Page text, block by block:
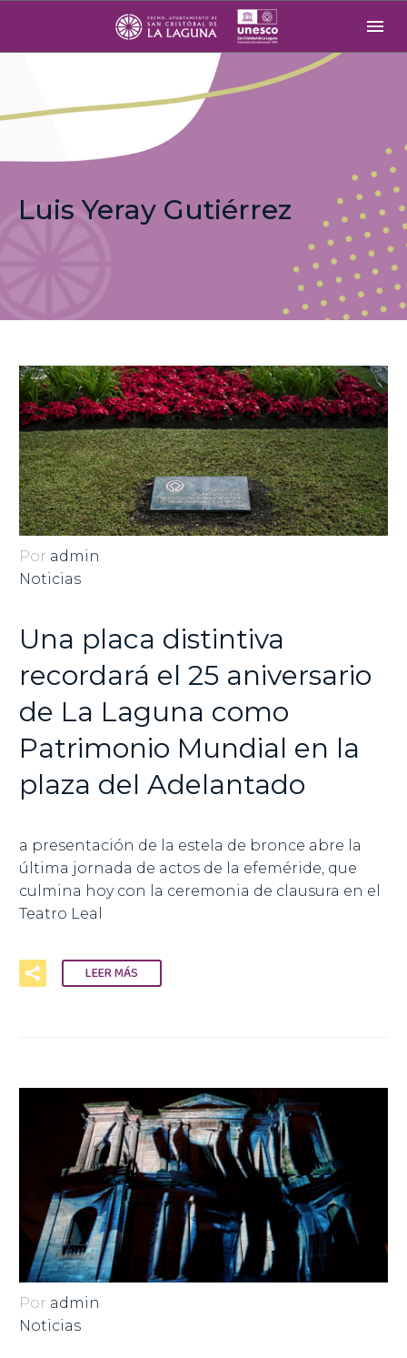
Luis Yeray Gutiérrez
Por admin
Noticias
Una placa distintiva
recordará el 25 aniversario
de La Laguna como
Patrimonio Mundial en la
plaza del Adelantado
a presentación de la estela de bronce abre la
última jornada de actos de la efeméride, que
culmina hoy con la ceremonia de clausura en el
Teatro Leal
LEER MÁS
Por admin
Noticias